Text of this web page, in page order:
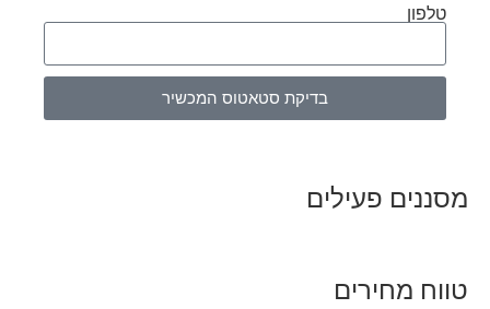
טלפון
בדיקת סטאטוס המכשיר
מסננים פעילים
טווח מחירים